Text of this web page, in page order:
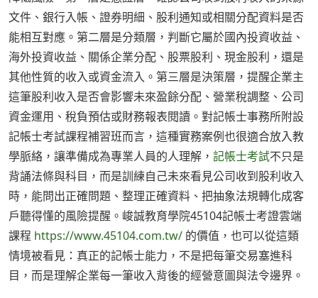
文件、銀行入帳、證券明細、股利通知或相關分配資料是否
能相互對應。第二層是分類層，判斷它屬於國內投資收益、
海外投資收益、關係企業分配、股票股利、現金股利，還是
其他性質的收入或資金流入。第三層是決策層，提醒企業主
這筆股利收入是否會影響未來盈餘分配、營業稅調整、公司
資金運用、稅負預估或財務報表閱讀。對記帳士事務所附設
記帳士考試課程補習班而言，這種實務案例也很適合放入教
學脈絡，讓準備成為專業人員的人理解， 記帳士考試不只是
背誦法條與科目，而是訓練自己未來看見公司收到股利收入
時，能問出正確問題、整理正確資料、把抽象法規轉化成客
戶聽得懂的風險提醒。峻誠教育學院45104記帳士考證雲端
課程 https://www.45104.com.tw/ 的價值，也可以從這類
情境被看見：真正的記帳士能力，不是把每筆交易塞進科
目，而是理解企業每一筆收入背後的經營意圖與法令邊界。